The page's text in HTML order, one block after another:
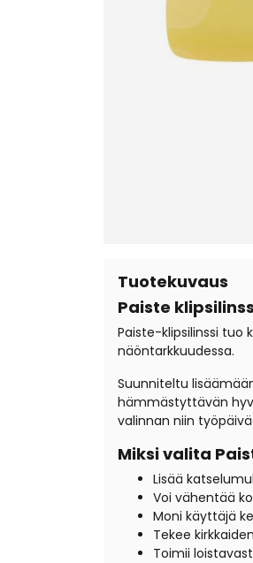
Tuotekuvaus
Paiste
Paiste-klipsilinssi tuo
näöntarkkuudessa.
Suunniteltu
hämmästyttävän
valinnan niin
Miksi valita
Lisää
Voi vähentää
Moni käyttäjä
Tekee
Toimii